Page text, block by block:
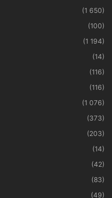
(1 650)
(100)
(1 194)
(14)
(116)
(116)
(1 076)
(373)
(203)
(14)
(42)
(83)
(49)